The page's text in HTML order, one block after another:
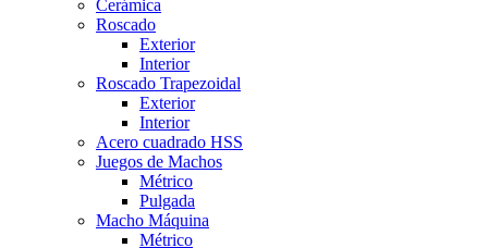
Cerámica
Roscado
Exterior
Interior
Roscado Trapezoidal
Exterior
Interior
Acero cuadrado HSS
Juegos de Machos
Métrico
Pulgada
Macho Máquina
Métrico